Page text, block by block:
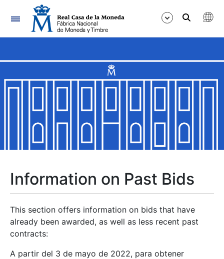
Navigation
Show/Hide
Show/Hide
Show/Hide
Show/Hide
Information on Past Bids
This section offers information on bids that have
already been awarded, as well as less recent past
contracts:
A partir del 3 de mayo de 2022, para obtener